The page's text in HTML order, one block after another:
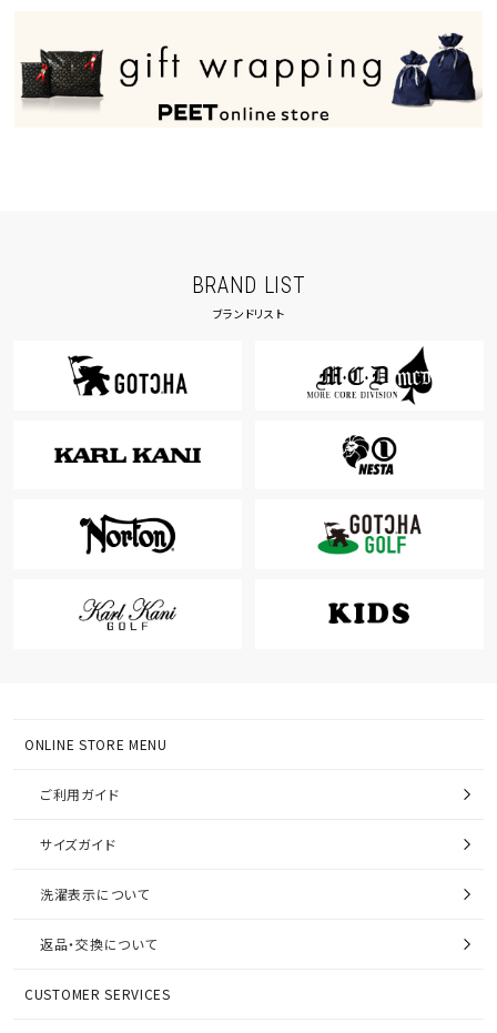
BRAND LIST
ブランドリスト
ONLINE STORE MENU
ご利用ガイド
サイズガイド
洗濯表示について
返品・交換について
CUSTOMER SERVICES